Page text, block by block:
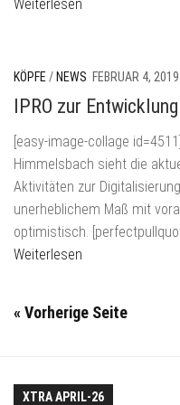
Weiterlesen
KÖPFE /NEWS FEBRUAR 4, 2019
IPRO zur
[easy-image-collage
Himmelsbach sieht die
Aktivitäten zur
unerheblichem Maß mit
optimistisch.
Weiterlesen
« Vorherige Seite
XTRA APRIL-26